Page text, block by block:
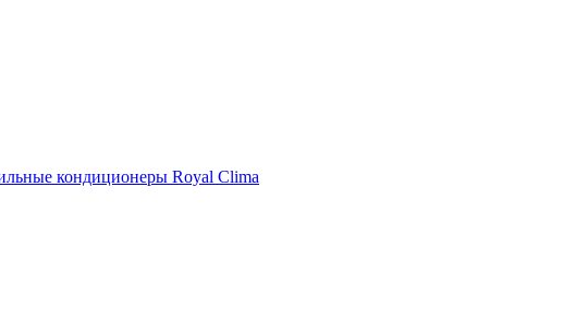
кондиционеры Royal Clima